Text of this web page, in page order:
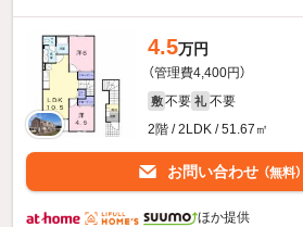
4.5万円
（管理費4,400円）
敷 不要 礼 不要
2階 / 2LDK / 51.67㎡
お問い合わせ （無料）
ほか提供